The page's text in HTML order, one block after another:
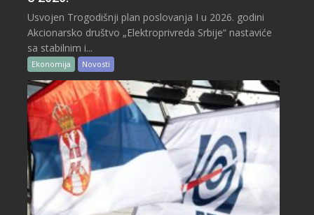
Usvojen Trogodišnji plan poslovanja I u 2026. godini
Akcionarsko društvo „Elektroprivreda Srbije“ nastaviće
sa stabilnim i...
Ekonomija Novosti